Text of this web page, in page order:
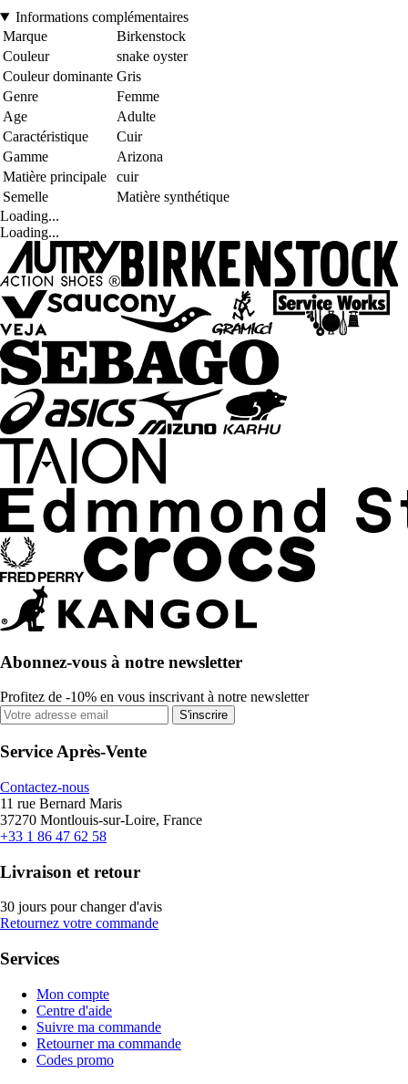
Informations complémentaires
Marque
Birkenstock
Couleur
snake oyster
Couleur dominante Gris
Genre
Femme
Age
Adulte
Caractéristique
Cuir
Gamme
Arizona
Matière principale
cuir
Semelle
Matière synthétique
Loading...
Loading...
Abonnez-vous à notre newsletter
Profitez de -10% en vous inscrivant à notre newsletter
S'inscrire
Service Après-Vente
Contactez-nous
11 rue Bernard Maris
37270 Montlouis-sur-Loire, France
+33 1 86 47 62 58
Livraison et retour
30 jours pour changer d'avis
Retournez votre commande
Services
Mon compte
Centre d'aide
Suivre ma commande
Retourner ma commande
Codes promo